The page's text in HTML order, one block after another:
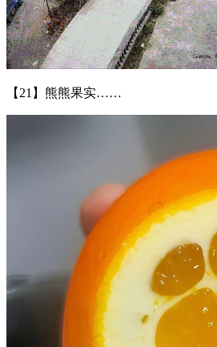
【21】熊熊果实……